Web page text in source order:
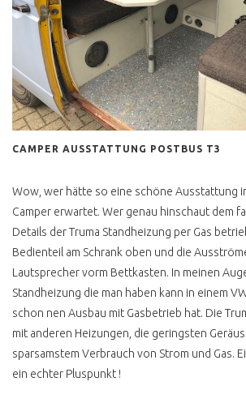
T3 FOTOBUS GRAFFITI
EASTCOASTRUN
FARBGEBUNG PER ROLLE
T1, T6, ID BUZZ ?
ONLINEBERATUNG T1
VW BUS T2
T2 ANZEIGE UND
REALITÄT
T2 ZWITTERMODELL
T2 FALTDACHCAMPER
CAMPER AUSSTATTUNG POSTBUS T3
Wow, wer hätte so eine schöne Ausstattung
Camper erwartet. Wer genau hinschaut dem
Details der Truma Standheizung per Gas
Bedienteil am Schrank oben und die
Lautsprecher vorm Bettkasten. In meinen
Standheizung die man haben kann in einem
schon nen Ausbau mit Gasbetrieb hat. Die
mit anderen Heizungen, die geringsten
sparsamstem Verbrauch von Strom und Gas.
ein echter Pluspunkt !